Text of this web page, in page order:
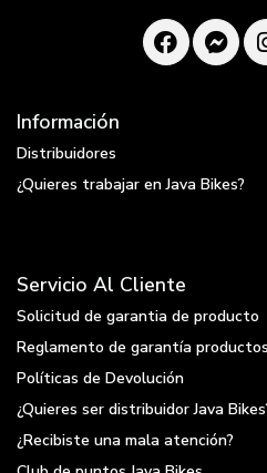
Información
Distribuidores
¿Quieres trabajar en Java Bikes?
Servicio Al Cliente
Solicitud de garantia de producto
Reglamento de garantía productos
Políticas de Devolución
¿Quieres ser distribuidor Java
¿Recibiste una mala atención?